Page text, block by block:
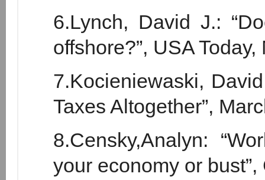
6.Lynch, David J.:
offshore?”, USA
7.Kocieniewaski,
Taxes Altogether”,
8.Censky,Analyn:
your economy or